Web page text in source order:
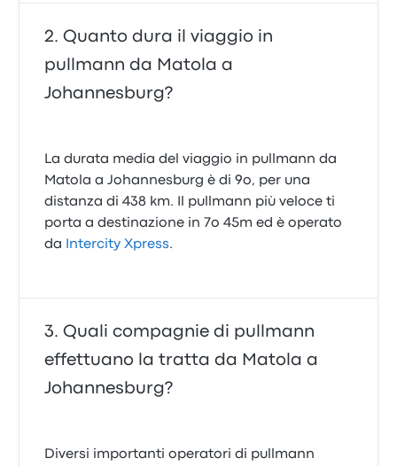
Quanto dura il viaggio in
pullmann da Matola a
Johannesburg?
La durata media del viaggio in pullmann da
Matola a Johannesburg è di 9o, per una
distanza di 438 km. Il pullmann più veloce ti
porta a destinazione in 7o 45m ed è operato
da
Intercity Xpress.
Quali compagnie di pullmann
effettuano la tratta da Matola a
Johannesburg?
Diversi importanti operatori di pullmann